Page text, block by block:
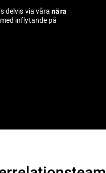
delvis via våranära
inflytande på